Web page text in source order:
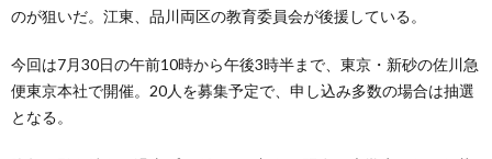
のが狙いだ。江東、品川両区の教育委員会が後援している。
今回は7月30日の午前10時から午後3時半まで、東京・新砂の佐川急
便東京本社で開催。20人を募集予定で、申し込み多数の場合は抽選
となる。